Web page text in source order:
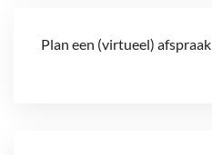
Plan een (virtueel) afspraak